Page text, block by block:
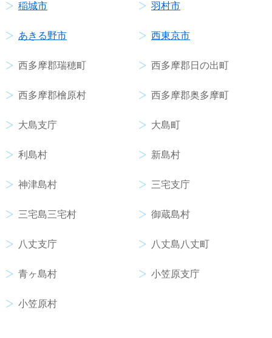
稲城市 羽村市
あきる野市 西東京市
西多摩郡瑞穂町 西多摩郡日の出町
西多摩郡檜原村 西多摩郡奥多摩町
大島支庁 大島町
利島村 新島村
神津島村 三宅支庁
三宅島三宅村 御蔵島村
八丈支庁 八丈島八丈町
青ヶ島村 小笠原支庁
小笠原村